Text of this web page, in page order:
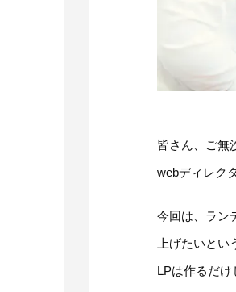
皆さん、ご無
webディレク
今回は、ラン
上げたいとい
LPは作るだけ